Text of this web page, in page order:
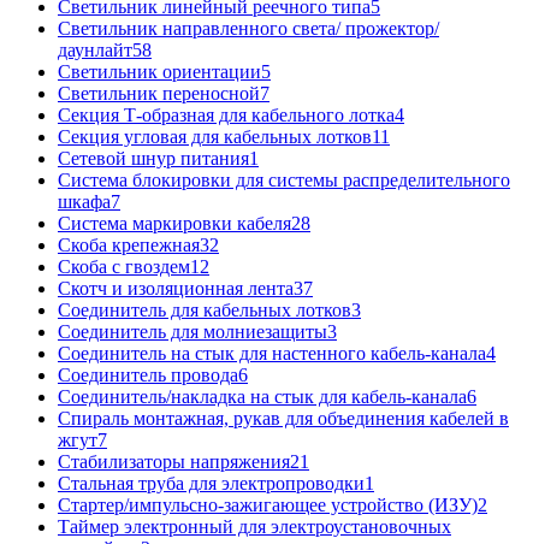
Светильник линейный реечного типа5
Светильник направленного света/ прожектор/
даунлайт58
Светильник ориентации5
Светильник переносной7
Секция Т-образная для кабельного лотка4
Секция угловая для кабельных лотков11
Сетевой шнур питания1
Система блокировки для системы распределительного
шкафа7
Система маркировки кабеля28
Скоба крепежная32
Скоба с гвоздем12
Скотч и изоляционная лента37
Соединитель для кабельных лотков3
Соединитель для молниезащиты3
Соединитель на стык для настенного кабель-канала4
Соединитель провода6
Соединитель/накладка на стык для кабель-канала6
Спираль монтажная, рукав для объединения кабелей в
жгут7
Стабилизаторы напряжения21
Стальная труба для электропроводки1
Стартер/импульсно-зажигающее устройство (ИЗУ)2
Таймер электронный для электроустановочных